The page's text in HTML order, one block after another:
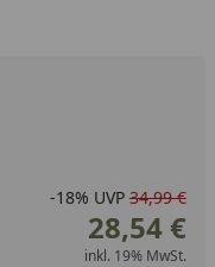
eingeben
um eins erhöhen
-18% UVP 34,99 €
28,54 €
inkl. 19% MwSt.